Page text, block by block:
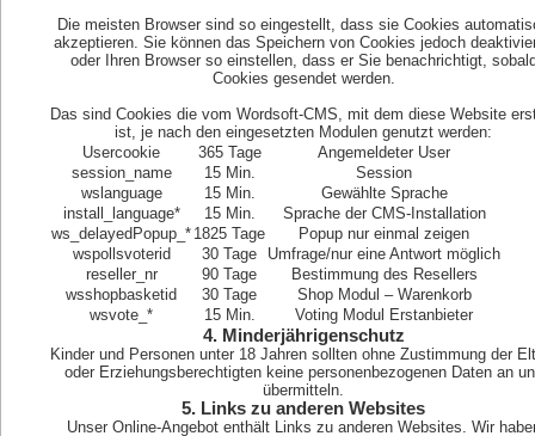
Die meisten Browser sind so eingestellt, dass sie Cookies
akzeptieren. Sie können das Speichern von Cookies jedoch
oder Ihren Browser so einstellen, dass er Sie benachrichtigt,
Cookies gesendet werden.
Das sind Cookies die vom Wordsoft-CMS, mit dem diese Website
ist, je nach den eingesetzten Modulen genutzt werden:
Usercookie
365 Tage
Angemeldeter User
session_name
15 Min.
Session
wslanguage
15 Min.
Gewählte Sprache
install_language*
15 Min.
Sprache der CMS-Installation
ws_delayedPopup_* 1825 Tage
Popup nur einmal zeigen
wspollsvoterid
30 Tage
Umfrage/nur eine Antwort möglich
reseller_nr
90 Tage
Bestimmung des Resellers
wsshopbasketid
30 Tage
Shop Modul – Warenkorb
wsvote_*
15 Min. Voting Modul Erstanbieter
4. Minderjährigenschutz
Kinder und Personen unter 18 Jahren sollten ohne Zustimmung der
oder Erziehungsberechtigten keine personenbezogenen Daten an
übermitteln.
5. Links zu anderen Websites
Unser Online-Angebot enthält Links zu anderen Websites. Wir